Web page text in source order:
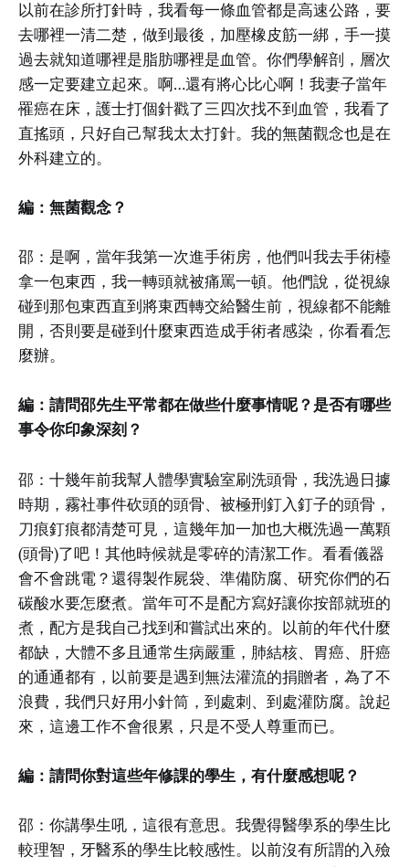
以前在診所打針時，我看每一條血管都是高速公路，要
去哪裡一清二楚，做到最後，加壓橡皮筋一綁，手一摸
過去就知道哪裡是脂肪哪裡是血管。你們學解剖，層次
感一定要建立起來。啊…還有將心比心啊！我妻子當年
罹癌在床，護士打個針戳了三四次找不到血管，我看了
直搖頭，只好自己幫我太太打針。我的無菌觀念也是在
外科建立的。
編：無菌觀念？
邵：是啊，當年我第一次進手術房，他們叫我去手術檯
拿一包東西，我一轉頭就被痛罵一頓。他們說，從視線
碰到那包東西直到將東西轉交給醫生前，視線都不能離
開，否則要是碰到什麼東西造成手術者感染，你看看怎
麼辦。
編：請問邵先生平常都在做些什麼事情呢？是否有哪些
事令你印象深刻？
邵：十幾年前我幫人體學實驗室刷洗頭骨，我洗過日據
時期，霧社事件砍頭的頭骨、被極刑釘入釘子的頭骨，
刀痕釘痕都清楚可見，這幾年加一加也大概洗過一萬顆
(頭骨)了吧！其他時候就是零碎的清潔工作。看看儀器
會不會跳電？還得製作屍袋、準備防腐、研究你們的石
碳酸水要怎麼煮。當年可不是配方寫好讓你按部就班的
煮，配方是我自己找到和嘗試出來的。以前的年代什麼
都缺，大體不多且通常生病嚴重，肺結核、胃癌、肝癌
的通通都有，以前要是遇到無法灌流的捐贈者，為了不
浪費，我們只好用小針筒，到處刺、到處灌防腐。說起
來，這邊工作不會很累，只是不受人尊重而已。
編：請問你對這些年修課的學生，有什麼感想呢？
邵：你講學生吼，這很有意思。我覺得醫學系的學生比
較理智，牙醫系的學生比較感性。以前沒有所謂的入殮